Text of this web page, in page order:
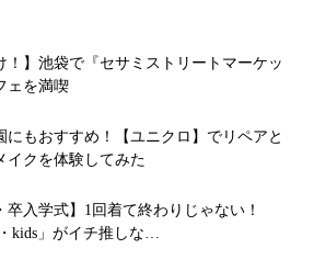
！】池袋で『セサミストリートマーケッ
ェを満喫
にもおすすめ！【ユニクロ】でリペアと
イクを体験してみた
卒入学式】1回着て終わりじゃない！
kids」がイチ推しな…